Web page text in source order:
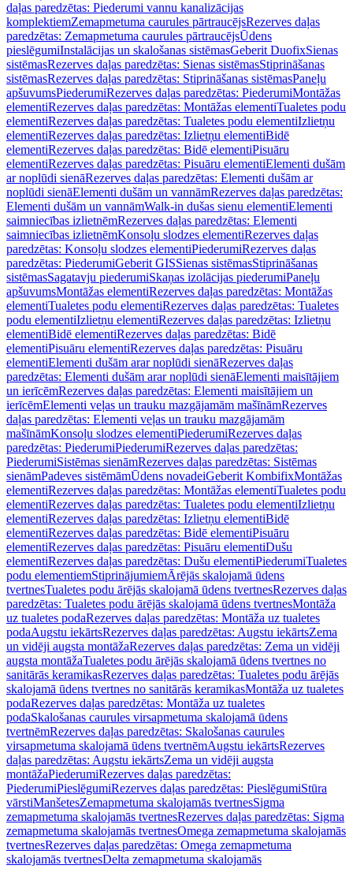
daļas paredzētas: Piederumi vannu kanalizācijas
komplektiemZemapmetuma caurules pārtraucējsRezerves daļas
paredzētas: Zemapmetuma caurules pārtraucējsŪdens
pieslēgumiInstalācijas un skalošanas sistēmasGeberit DuofixSienas
sistēmasRezerves daļas paredzētas: Sienas sistēmasStiprināšanas
sistēmasRezerves daļas paredzētas: Stiprināšanas sistēmasPaneļu
apšuvumsPiederumiRezerves daļas paredzētas: PiederumiMontāžas
elementiRezerves daļas paredzētas: Montāžas elementiTualetes podu
elementiRezerves daļas paredzētas: Tualetes podu elementiIzlietņu
elementiRezerves daļas paredzētas: Izlietņu elementiBidē
elementiRezerves daļas paredzētas: Bidē elementiPisuāru
elementiRezerves daļas paredzētas: Pisuāru elementiElementi dušām
ar noplūdi sienāRezerves daļas paredzētas: Elementi dušām ar
noplūdi sienāElementi dušām un vannāmRezerves daļas paredzētas:
Elementi dušām un vannāmWalk-in dušas sienu elementiElementi
saimniecības izlietnēmRezerves daļas paredzētas: Elementi
saimniecības izlietnēmKonsoļu slodzes elementiRezerves daļas
paredzētas: Konsoļu slodzes elementiPiederumiRezerves daļas
paredzētas: PiederumiGeberit GISSienas sistēmasStiprināšanas
sistēmasSagatavju piederumiSkaņas izolācijas piederumiPaneļu
apšuvumsMontāžas elementiRezerves daļas paredzētas: Montāžas
elementiTualetes podu elementiRezerves daļas paredzētas: Tualetes
podu elementiIzlietņu elementiRezerves daļas paredzētas: Izlietņu
elementiBidē elementiRezerves daļas paredzētas: Bidē
elementiPisuāru elementiRezerves daļas paredzētas: Pisuāru
elementiElementi dušām arar noplūdi sienāRezerves daļas
paredzētas: Elementi dušām arar noplūdi sienāElementi maisītājiem
un ierīcēmRezerves daļas paredzētas: Elementi maisītājiem un
ierīcēmElementi veļas un trauku mazgājamām mašīnāmRezerves
daļas paredzētas: Elementi veļas un trauku mazgājamām
mašīnāmKonsoļu slodzes elementiPiederumiRezerves daļas
paredzētas: PiederumiPiederumiRezerves daļas paredzētas:
PiederumiSistēmas sienāmRezerves daļas paredzētas: Sistēmas
sienāmPadeves sistēmāmŪdens novadeiGeberit KombifixMontāžas
elementiRezerves daļas paredzētas: Montāžas elementiTualetes podu
elementiRezerves daļas paredzētas: Tualetes podu elementiIzlietņu
elementiRezerves daļas paredzētas: Izlietņu elementiBidē
elementiRezerves daļas paredzētas: Bidē elementiPisuāru
elementiRezerves daļas paredzētas: Pisuāru elementiDušu
elementiRezerves daļas paredzētas: Dušu elementiPiederumiTualetes
podu elementiemStiprinājumiemĀrējās skalojamā ūdens
tvertnesTualetes podu ārējās skalojamā ūdens tvertnesRezerves daļas
paredzētas: Tualetes podu ārējās skalojamā ūdens tvertnesMontāža
uz tualetes podaRezerves daļas paredzētas: Montāža uz tualetes
podaAugstu iekārtsRezerves daļas paredzētas: Augstu iekārtsZema
un vidēji augsta montāžaRezerves daļas paredzētas: Zema un vidēji
augsta montāžaTualetes podu ārējās skalojamā ūdens tvertnes no
sanitārās keramikasRezerves daļas paredzētas: Tualetes podu ārējās
skalojamā ūdens tvertnes no sanitārās keramikasMontāža uz tualetes
podaRezerves daļas paredzētas: Montāža uz tualetes
podaSkalošanas caurules virsapmetuma skalojamā ūdens
tvertnēmRezerves daļas paredzētas: Skalošanas caurules
virsapmetuma skalojamā ūdens tvertnēmAugstu iekārtsRezerves
daļas paredzētas: Augstu iekārtsZema un vidēji augsta
montāžaPiederumiRezerves daļas paredzētas:
PiederumiPieslēgumiRezerves daļas paredzētas: PieslēgumiStūra
vārstiManšetesZemapmetuma skalojamās tvertnesSigma
zemapmetuma skalojamās tvertnesRezerves daļas paredzētas: Sigma
zemapmetuma skalojamās tvertnesOmega zemapmetuma skalojamās
tvertnesRezerves daļas paredzētas: Omega zemapmetuma
skalojamās tvertnesDelta zemapmetuma skalojamās